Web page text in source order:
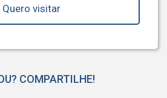
Quero visitar
COMPARTILHE!